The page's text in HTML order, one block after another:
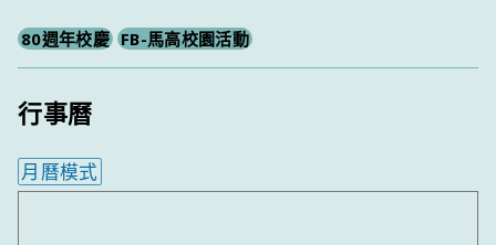
80週年校慶 FB-馬高校園活動
行事曆
月曆模式